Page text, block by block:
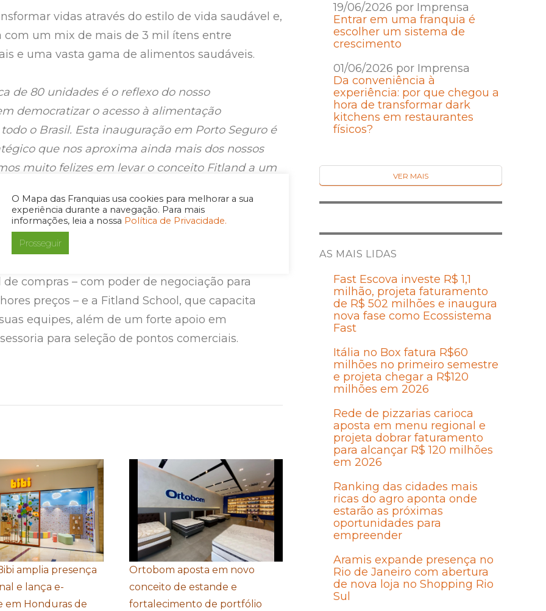
O Mapa das Franquias usa cookies para melhorar a sua
experiência durante a navegação. Para mais
informações, leia a nossa Política de Privacidade.
Prosseguir
vidas através do estilo de vida saudável e,
com um mix de mais de 3 mil ítens entre
e uma vasta gama de alimentos saudáveis.
de 80 unidades é o reflexo do nosso
democratizar o acesso à alimentação
o Brasil. Esta inauguração em Porto Seguro é
que nos aproxima ainda mais dos nossos
muito felizes em levar o conceito Fitland a um
e com um grande potencial”,
empresa que tem sede em Tijucas (SC).
a expansão para a Bahia reforça a robustez do
da Fitland: suporte completo aos parceiros,
compras – com poder de negociação para
preços – e a Fitland School, que capacita
equipes, além de um forte apoio em
para seleção de pontos comerciais.
amplia presença
e lança e-
em Honduras de
Ortobom aposta em novo
conceito de estande e
fortalecimento de portfólio
19/06/2026 por Imprensa
Entrar em uma franquia é
escolher um sistema de
crescimento
01/06/2026 por Imprensa
Da conveniência à
experiência: por que chegou a
hora de transformar dark
kitchens em restaurantes
físicos?
VER MAIS
AS MAIS LIDAS
Fast Escova investe R$ 1,1
milhão, projeta faturamento
de R$ 502 milhões e inaugura
nova fase como Ecossistema
Fast
Itália no Box fatura R$60
milhões no primeiro semestre
e projeta chegar a R$120
milhões em 2026
Rede de pizzarias carioca
aposta em menu regional e
projeta dobrar faturamento
para alcançar R$ 120 milhões
em 2026
Ranking das cidades mais
ricas do agro aponta onde
estarão as próximas
oportunidades para
empreender
Aramis expande presença no
Rio de Janeiro com abertura
de nova loja no Shopping Rio
Sul